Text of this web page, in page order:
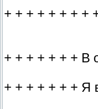
+ + + + + + + +
+ + + + + + + В
+ + + + + + + Я